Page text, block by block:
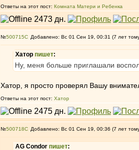
Ответы на этот пост: Комната Матери и Ребенка
№500715 Добавлено: Вс 01 Сен 19, 00:31 (7 лет
Хатор пишет:
Ну, меня больше приглашали
Хатор, я просто проверял Вашу
Ответы на этот пост: Хатор
№500718 Добавлено: Вс 01 Сен 19, 00:36 (7 лет
AG Condor пишет: